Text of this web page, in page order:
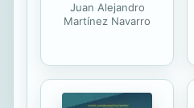
Juan Alejandro
Martínez Navarro